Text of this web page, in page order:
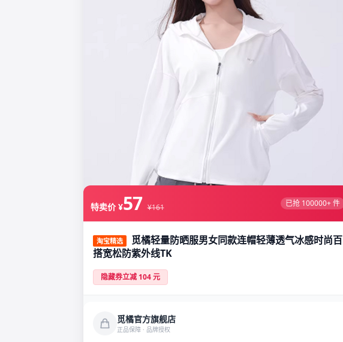
特卖价 ¥57 ¥161 已抢 100000+ 件
淘宝精选
觅橘轻量防晒服男女同款连帽轻薄透气冰感时尚百
搭宽松防紫外线TK
隐藏券立减 104 元
觅橘官方旗舰店
正品保障 · 品牌授权